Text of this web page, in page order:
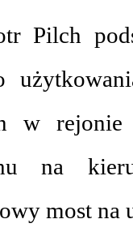
Pilch
w rejonie
na
most na